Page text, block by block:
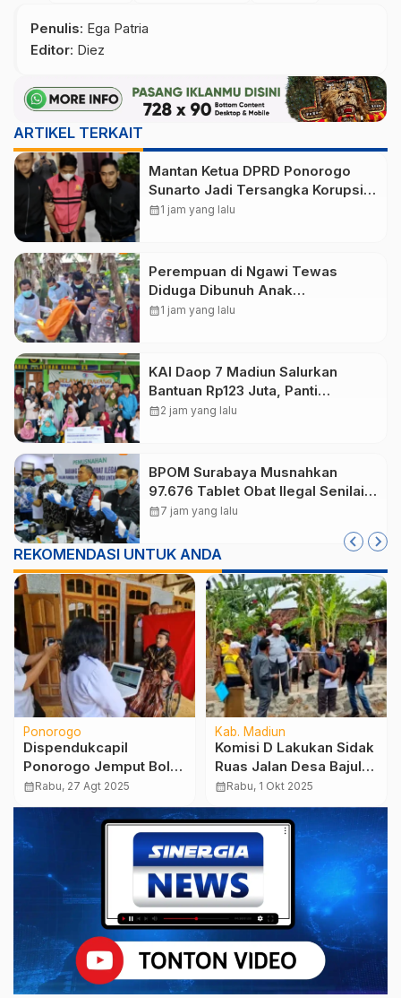
Penulis: Ega Patria
Editor: Diez
ARTIKEL TERKAIT
Mantan Ketua DPRD Ponorogo
Sunarto Jadi Tersangka Korupsi
Tunjangan Perumahan
calendar_month1 jam yang lalu
Perempuan di Ngawi Tewas
Diduga Dibunuh Anak
Kandungnya yang mengalami
calendar_month1 jam yang lalu
KAI Daop 7 Madiun Salurkan
Bantuan Rp123 Juta, Panti
Disabilitas hingga Reog Ponorogo
calendar_month2 jam yang lalu
BPOM Surabaya Musnahkan
97.676 Tablet Obat Ilegal Senilai
Rp540 Juta, Cegah
Pelajar
calendar_month7 jam yang lalu
REKOMENDASI UNTUK ANDA
Ponorogo
Dispendukcapil
Ponorogo Jemput Bola,
Ribuan Disabilitas dan
ODGJ Kini Bisa Rekam
calendar_monthRabu, 27 Agt 2025
Kab. Madiun
Komisi D Lakukan Sidak
Ruas Jalan Desa Bajulan
dan Jembatan Desa
Klumutan
calendar_monthRabu, 1 Okt 2025